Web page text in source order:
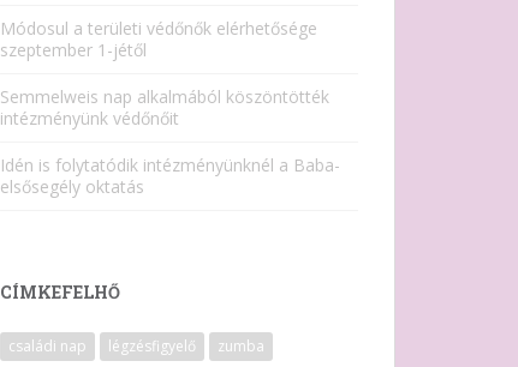
Módosul a területi védőnők elérhetősége
szeptember 1-jétől
Semmelweis nap alkalmából köszöntötték
intézményünk védőnőit
Idén is folytatódik intézményünknél a Baba-
elsősegély oktatás
CÍMKEFELHŐ
családi nap légzésfigyelő zumba